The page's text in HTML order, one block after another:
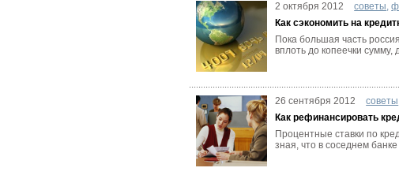
2 октября 2012 советы,
Как сэкономить на
Пока большая часть
вплоть до копеечки сумму,
26 сентября 2012 советы
Как рефинансировать
Процентные ставки по
зная, что в соседнем